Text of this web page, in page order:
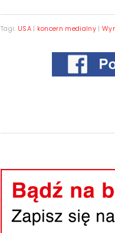
Tagi: USA | koncern medialny|